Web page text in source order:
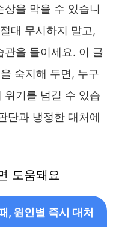
을 막을 수 있습니
대 무시하지 말고,
관을 들이세요. 이 글
숙지해 두면, 누구
위기를 넘길 수 있습
단과 냉정한 대처에
도움돼요
, 원인별 즉시 대처